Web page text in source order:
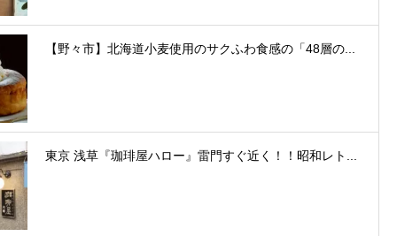
【野々市】北海道小麦使用のサクふわ食感の「48層の...
東京 浅草『珈琲屋ハロー』雷門すぐ近く！！昭和レト...